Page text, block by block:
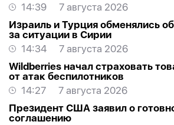
14:39
7 августа 2026
Израиль и Турция обменялись
за ситуации в Сирии
14:34
7 августа 2026
Wildberries начал страховать
от атак беспилотников
14:27
7 августа 2026
Президент США заявил о
соглашению